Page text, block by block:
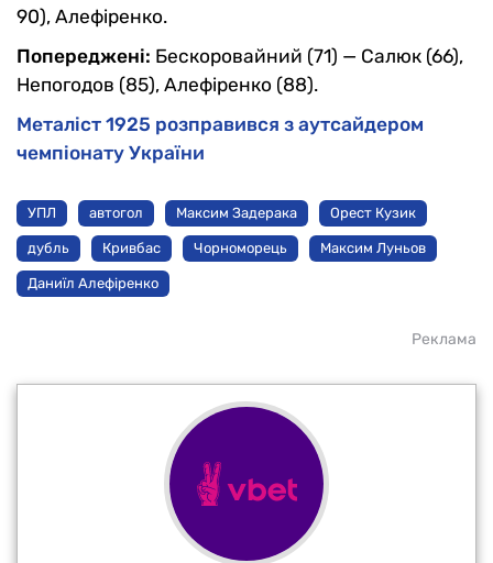
90), Алефіренко.
Попереджені: Бескоровайний (71) — Салюк (66),
Непогодов (85), Алефіренко (88).
Металіст 1925 розправився з аутсайдером
чемпіонату України
УПЛ автогол Максим Задерака Орест Кузик
дубль Кривбас Чорноморець Максим Луньов
Даниїл Алефіренко
Реклама